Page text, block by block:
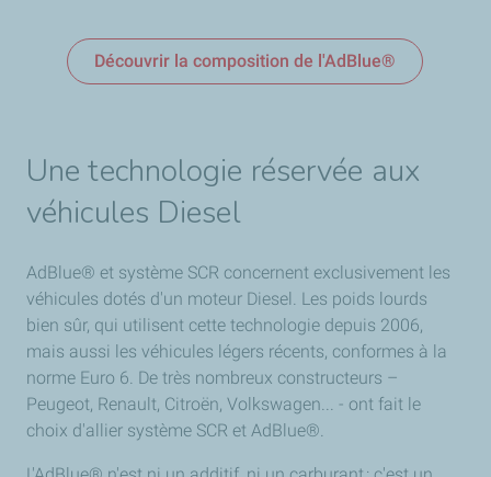
Découvrir la composition de l'AdBlue®️
Une technologie réservée aux
véhicules Diesel
AdBlue® et système SCR concernent exclusivement les
véhicules dotés d'un moteur Diesel. Les poids lourds
bien sûr, qui utilisent cette technologie depuis 2006,
mais aussi les véhicules légers récents, conformes à la
norme Euro 6. De très nombreux constructeurs –
Peugeot, Renault, Citroën, Volkswagen... - ont fait le
choix d'allier système SCR et AdBlue®.